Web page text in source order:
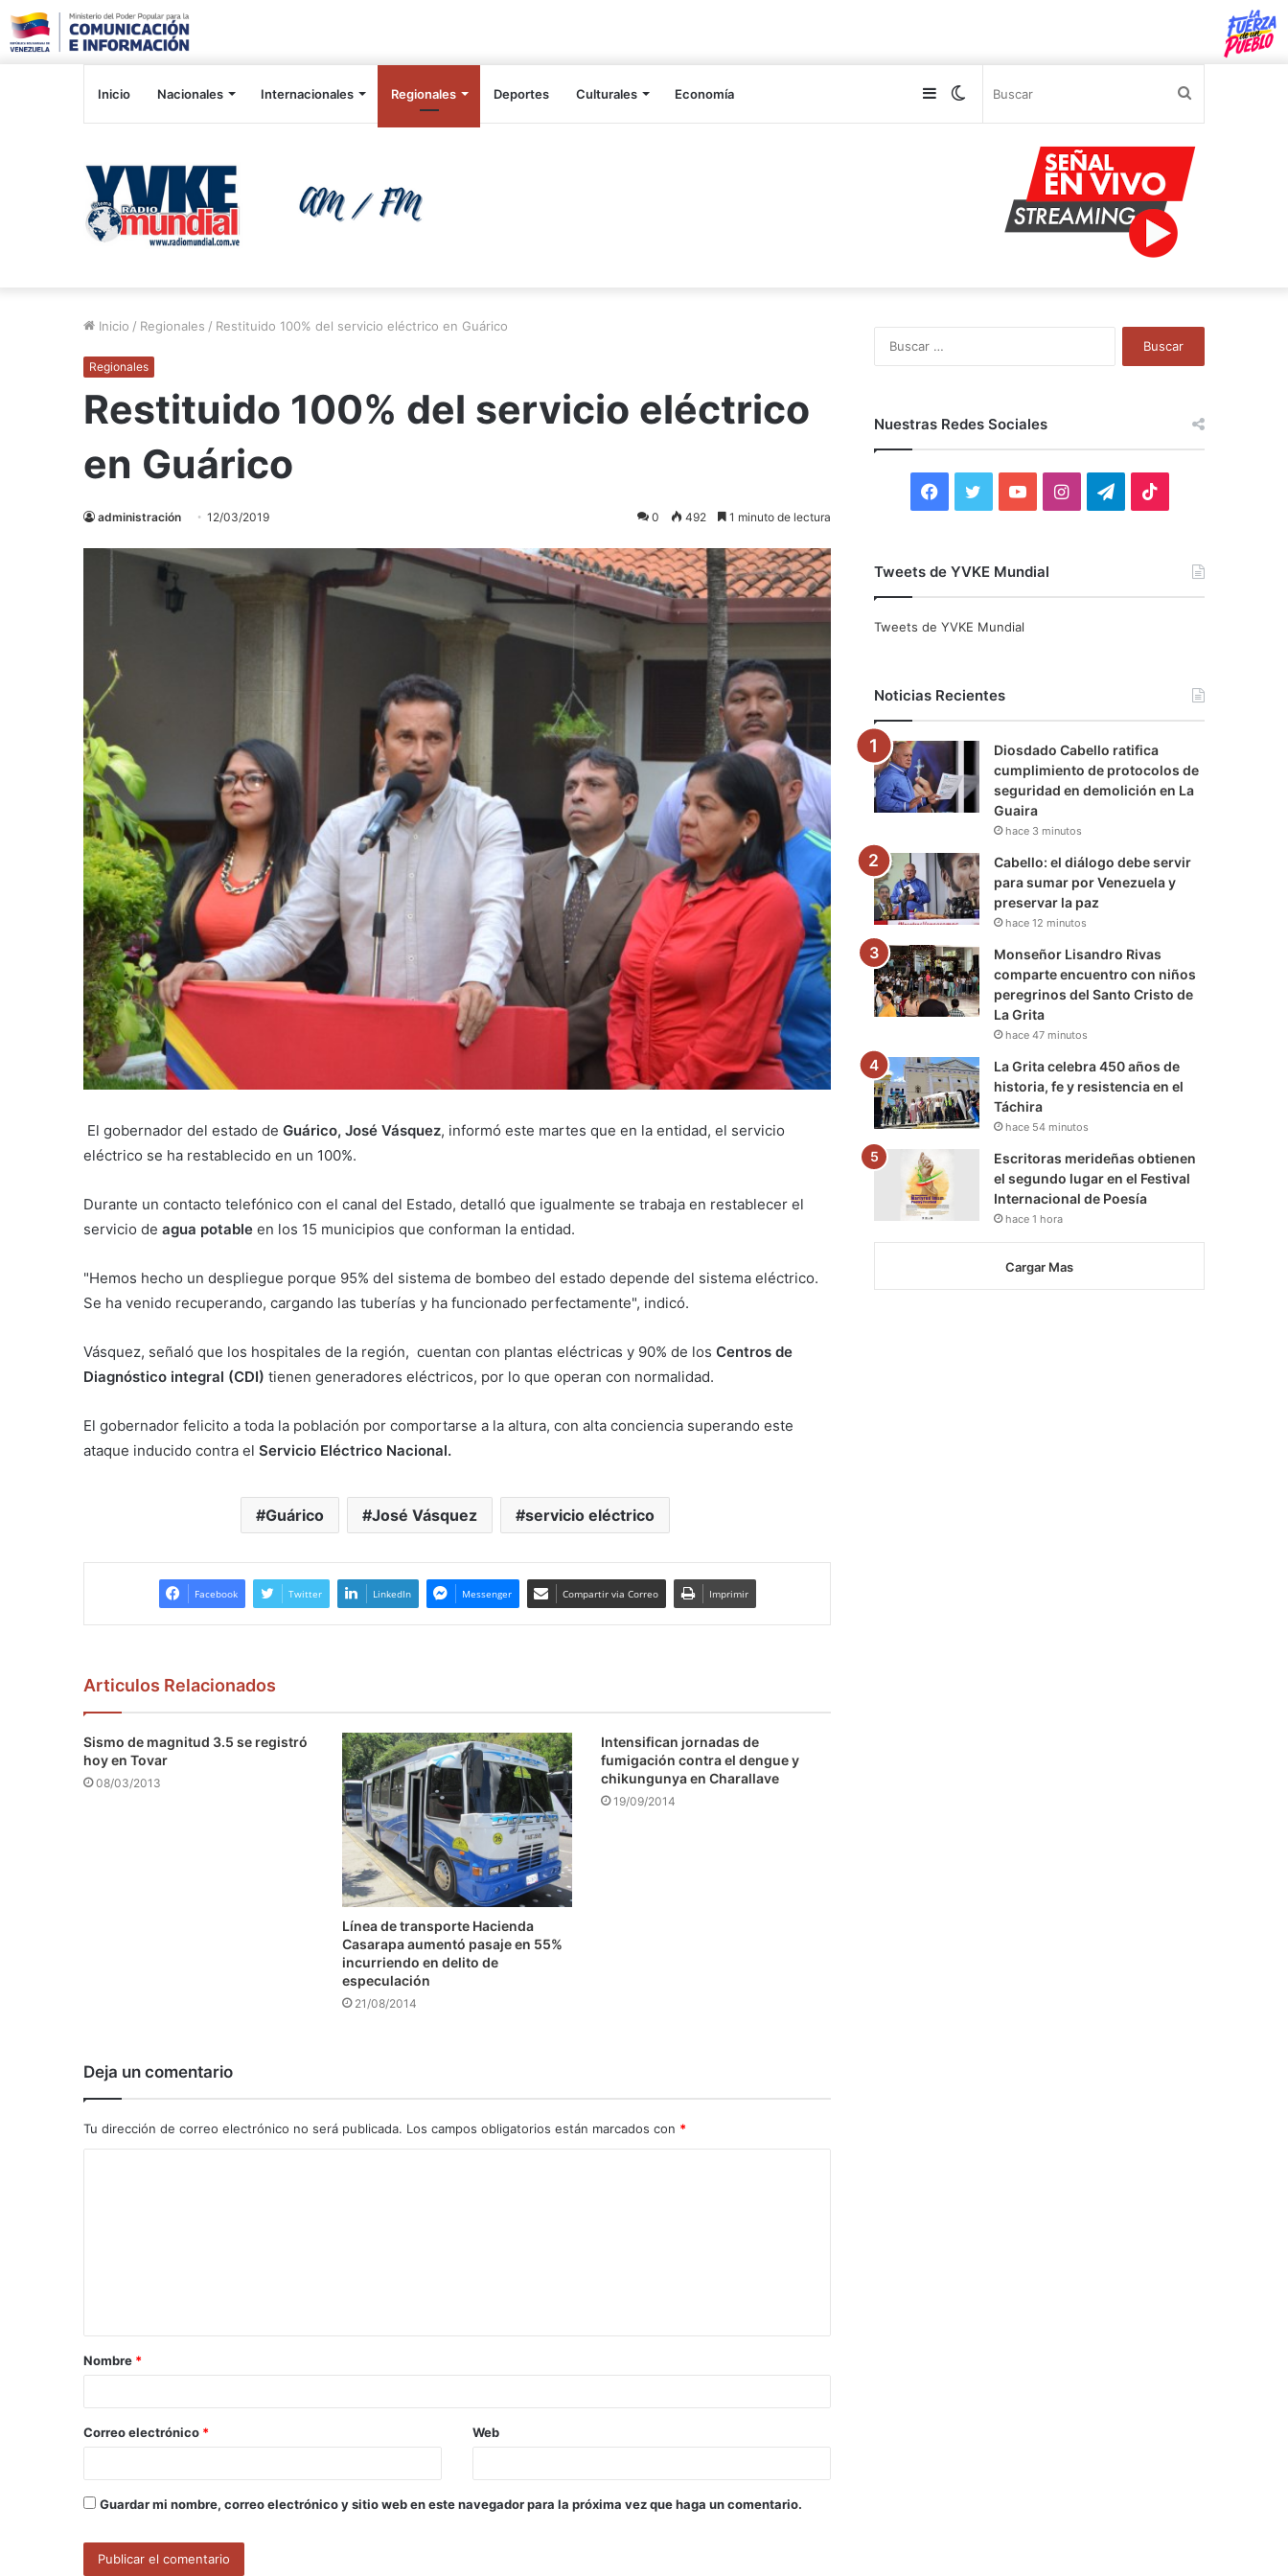
Inicio Nacionales Internacionales Regionales Deportes Culturales Economía Switch
Sidebar
Inicio / Regionales / Restituido 100% del servicio eléctrico en Guárico
Regionales
Restituido 100% del servicio eléctrico
en Guárico
administración 12/03/2019 0 492 1 minuto de lectura
El gobernador del estado de Guárico, José Vásquez, informó este martes que en la entidad, el servicio
eléctrico se ha restablecido en un 100%.
Durante un contacto telefónico con el canal del Estado, detalló que igualmente se trabaja en restablecer el
servicio de agua potable en los 15 municipios que conforman la entidad.
"Hemos hecho un despliegue porque 95% del sistema de bombeo del estado depende del sistema eléctrico.
Se ha venido recuperando, cargando las tuberías y ha funcionado perfectamente", indicó.
Vásquez, señaló que los hospitales de la región, cuentan con plantas eléctricas y 90% de los Centros de
Diagnóstico integral (CDI) tienen generadores eléctricos, por lo que operan con normalidad.
El gobernador felicito a toda la población por comportarse a la altura, con alta conciencia superando este
ataque inducido contra el Servicio Eléctrico Nacional.
Guárico José Vásquez servicio eléctrico
Facebook Twitter LinkedIn Messenger Compartir via Correo Imprimir
Articulos Relacionados
Sismo de magnitud 3.5 se registró
hoy en Tovar
08/03/2013
Línea de transporte Hacienda
Casarapa aumentó pasaje en 55%
incurriendo en delito de
especulación
21/08/2014
Intensifican jornadas de
fumigación contra el dengue y
chikungunya en Charallave
19/09/2014
Deja un comentario
Tu dirección de correo electrónico no será publicada. Los campos obligatorios están marcados con *
a
r
*
Nombre *
Correo electrónico * Web
Guardar mi nombre, correo electrónico y sitio web en este navegador para la próxima vez que haga un comentario.
Nuestras Redes Sociales
F
c
o
k
i
r
Y
u
e
I
r
a
m
T
a
m
Tweets de YVKE Mundial
Tweets de YVKE Mundial
Noticias Recientes
Diosdado Cabello ratifica
cumplimiento de protocolos de
seguridad en demolición en La
Guaira
hace 3 minutos
Cabello: el diálogo debe servir
para sumar por Venezuela y
preservar la paz
hace 12 minutos
Monseñor Lisandro Rivas
comparte encuentro con niños
peregrinos del Santo Cristo de
La Grita
hace 47 minutos
La Grita celebra 450 años de
historia, fe y resistencia en el
Táchira
hace 54 minutos
Escritoras merideñas obtienen
el segundo lugar en el Festival
Internacional de Poesía
hace 1 hora
Cargar Mas